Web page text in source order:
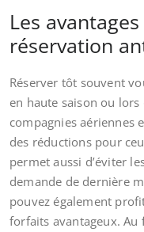
Les
réservation
Réserver tôt souvent
en haute saison ou lors
compagnies aériennes
des réductions pour
permet aussi d’éviter
demande de dernière
pouvez également
forfaits avantageux.